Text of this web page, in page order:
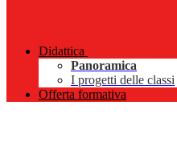
Didattica
Panoramica
I progetti delle classi
Offerta formativa